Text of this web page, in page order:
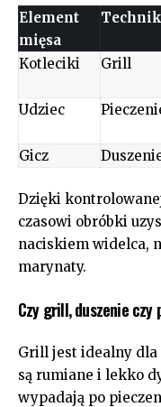
Element
mięsa
Kotleciki Grill
Udziec
Gicz
Dzięki
czasowi obróbki
naciskiem widelca,
marynaty.
Czy grill, duszenie
Grill jest idealny
są rumiane i lekko
wypadają po